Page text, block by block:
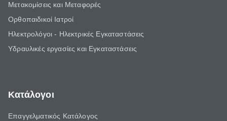
Μετακομίσεις και Μεταφορές
Ορθοπαιδικοί Ιατροί
Ηλεκτρολόγοι - Ηλεκτρικές Εγκαταστάσεις
Υδραυλικές εργασίες και Εγκαταστάσεις
Κατάλογοι
Επαγγελματικός Κατάλογος